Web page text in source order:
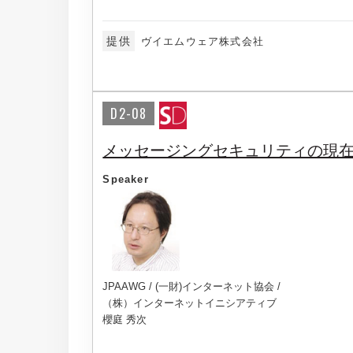
提供 ヴイエムウェア株式会社
D2-08
メッセージングセキュリティの現
Speaker
JPAAWG / (一財)インターネット協会 /
（株）インターネットイニシアティブ
櫻庭 秀次